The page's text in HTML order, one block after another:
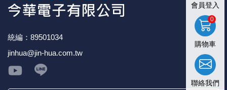
會員登入
購物車
0
聯絡我們
統編：89501034
jinhua@jin-hua.com.tw